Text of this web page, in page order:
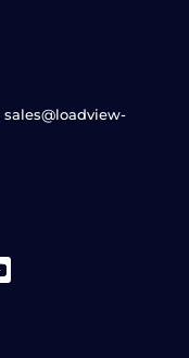
sales@loadview-